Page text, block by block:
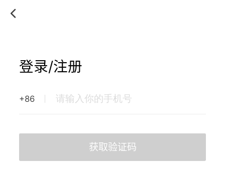
登录/注册
+86
获取验证码